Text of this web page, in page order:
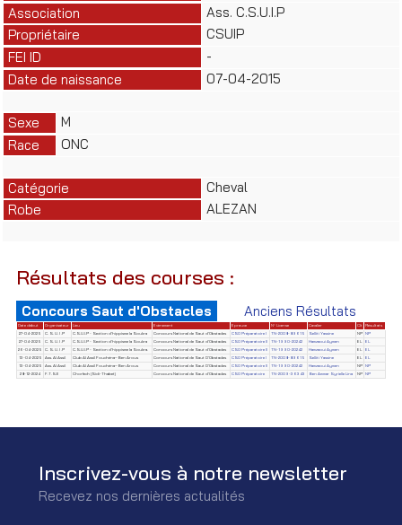
Association
Ass. C.S.U.I.P
Propriétaire
CSUIP
FEI ID
-
Date de naissance
07-04-2015
Sexe
M
Race
ONC
Catégorie
Cheval
Robe
ALEZAN
Résultats des courses :
Concours Saut d'Obstacles Anciens Résultats
Date début Organisateur Lieu Evènement Epreuve N° License Cavalier Clt
Résultats
27-04-2025
C. S. U. I .P C.S.U.I.P - Section d'hippisme la Soukra Concours National de Saut d'Obstacles CSO Préparatoire I TN-2008-89615 Selliti Yassine NP NP
27-04-2025
C. S. U. I .P C.S.U.I.P - Section d'hippisme la Soukra Concours National de Saut d'Obstacles CSO Préparatoire II TN-1990-20242 Hamzaoui Aymen EL
EL
26-04-2025
C. S. U. I .P C.S.U.I.P - Section d'hippisme la Soukra. Concours National de Saut d'Obstacles CSO Préparatoire II TN-1990-20242 Hamzaoui Aymen EL
EL
13-04-2025
Ass. Al Assil Club Al Assil Fouchéna–Ben Arous Concours National de Saut D'Obstacles CSO Préparatoire I TN-2008-89615 Selliti Yassine EL
EL
13-04-2025
Ass. Al Assil Club Al Assil Fouchéna–Ben Arous Concours National de Saut D'Obstacles CSO Préparatoire II TN-1990-20242 Hamzaoui Aymen NP NP
28-12-2024
F.T.S.E Chorfech (Sidi-Thabet) Concours National de Saut d'Obstacles CSO Préparatoire TN-2009-36343 Ben Ammar Syrielle Lina NP NP
Inscrivez-vous à notre newsletter
Recevez nos dernières actualités